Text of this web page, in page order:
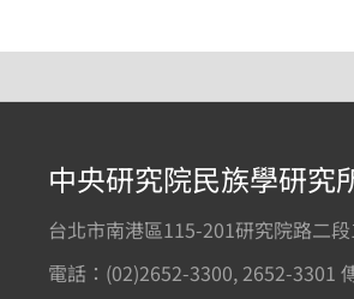
中央研究院民族學研究
台北市南港區115-201研究院路二
電話：(02)2652-3300, 2652-3301